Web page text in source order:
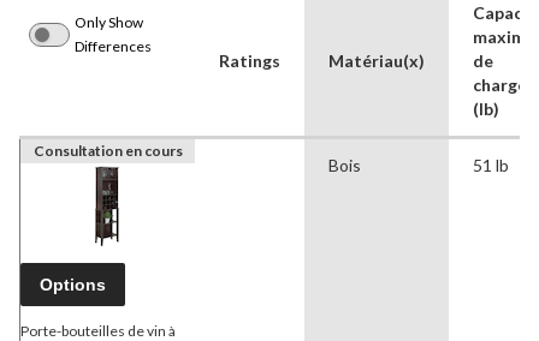
Only Show
Differences
Ratings Matériau(x)
de
charge
(lb)
Consultation en cours
Options
Porte-bouteilles de vin à
Bois 51 lb